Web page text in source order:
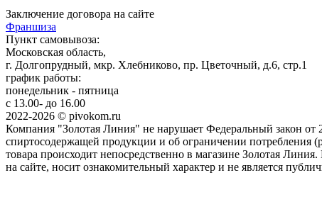
Заключение договора на сайте
Франшиза
Пункт самовывоза:
Московская область,
г. Долгопрудный, мкр. Хлебниково, пр. Цветочный, д.6, стр.1
график работы:
понедельник - пятница
с 13.00- до 16.00
2022-2026 © pivokom.ru
Компания "Золотая Линия" не нарушает Федеральный закон от
спиртосодержащей продукции и об ограничении потребления
товара происходит непосредственно в магазине Золотая
на сайте, носит ознакомительный характер и не является